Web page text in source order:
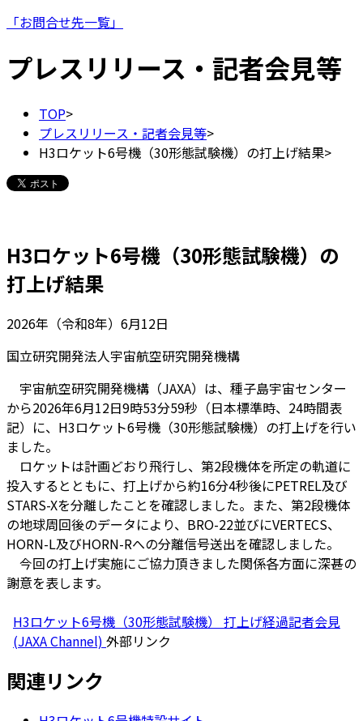
「お問合せ先一覧」
プレスリリース・記者会見等
TOP>
プレスリリース・記者会見等>
H3ロケット6号機（30形態試験機）の打上げ結果>
H3ロケット6号機（30形態試験機）の
打上げ結果
2026年（令和8年）6月12日
国立研究開発法人宇宙航空研究開発機構
宇宙航空研究開発機構（JAXA）は、種子島宇宙センター
から2026年6月12日9時53分59秒（日本標準時、24時間表
記）に、H3ロケット6号機（30形態試験機）の打上げを行い
ました。
ロケットは計画どおり飛行し、第2段機体を所定の軌道に
投入するとともに、打上げから約16分4秒後にPETREL及び
STARS-Xを分離したことを確認しました。また、第2段機体
の地球周回後のデータにより、BRO-22並びにVERTECS、
HORN-L及びHORN-Rへの分離信号送出を確認しました。
今回の打上げ実施にご協力頂きました関係各方面に深甚の
謝意を表します。
H3ロケット6号機（30形態試験機） 打上げ経過記者会見
(JAXA Channel) 外部リンク
関連リンク